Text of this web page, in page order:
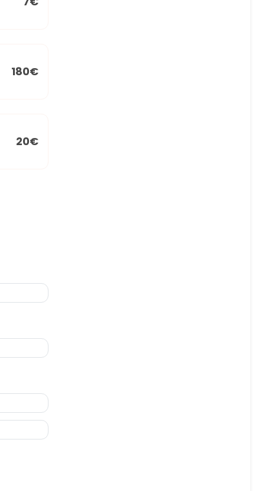
180€
20€